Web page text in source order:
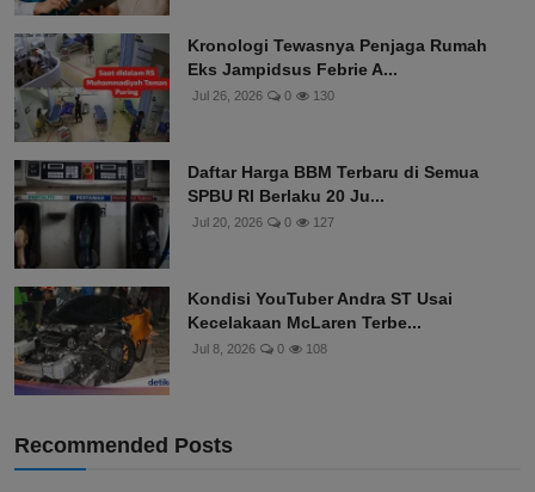
Kronologi Tewasnya Penjaga Rumah
Eks Jampidsus Febrie A...
Jul 26, 2026 0 130
Daftar Harga BBM Terbaru di Semua
SPBU RI Berlaku 20 Ju...
Jul 20, 2026 0 127
Kondisi YouTuber Andra ST Usai
Kecelakaan McLaren Terbe...
Jul 8, 2026 0 108
Recommended Posts